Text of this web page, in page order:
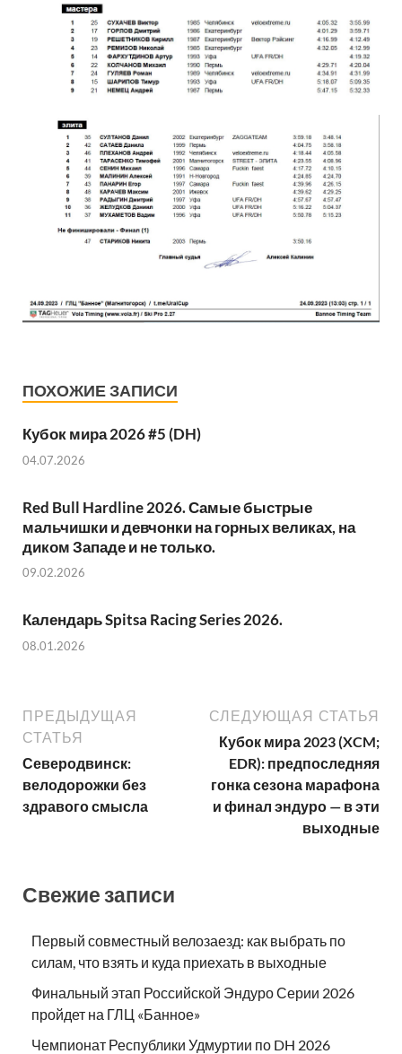
ПОХОЖИЕ ЗАПИСИ
Кубок мира 2026 #5 (DH)
04.07.2026
Red Bull Hardline 2026. Самые быстрые
мальчишки и девчонки на горных великах, на
диком Западе и не только.
09.02.2026
Календарь Spitsa Racing Series 2026.
08.01.2026
ПРЕДЫДУЩАЯ
СТАТЬЯ
Северодвинск:
велодорожки без
здравого смысла
СЛЕДУЮЩАЯ СТАТЬЯ
Кубок мира 2023 (XCM;
EDR): предпоследняя
гонка сезона марафона
и финал эндуро — в эти
выходные
Свежие записи
Первый совместный велозаезд: как выбрать по
силам, что взять и куда приехать в выходные
Финальный этап Российской Эндуро Серии 2026
пройдет на ГЛЦ «Банное»
Чемпионат Республики Удмуртии по DH 2026